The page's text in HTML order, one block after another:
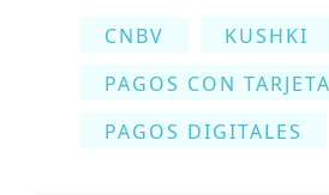
CNBV
KUSHKI
PAGOS CON TARJETA
PAGOS DIGITALES